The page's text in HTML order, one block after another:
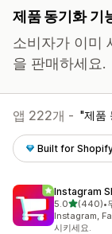
제품 동기화 기
소비자가 이미
을 판매하세요.
앱 222개 - 제품
Built for
Instagram
5.0별 5개 중
(440)
총 리뷰 440개
•
Instagram,
시키세요.